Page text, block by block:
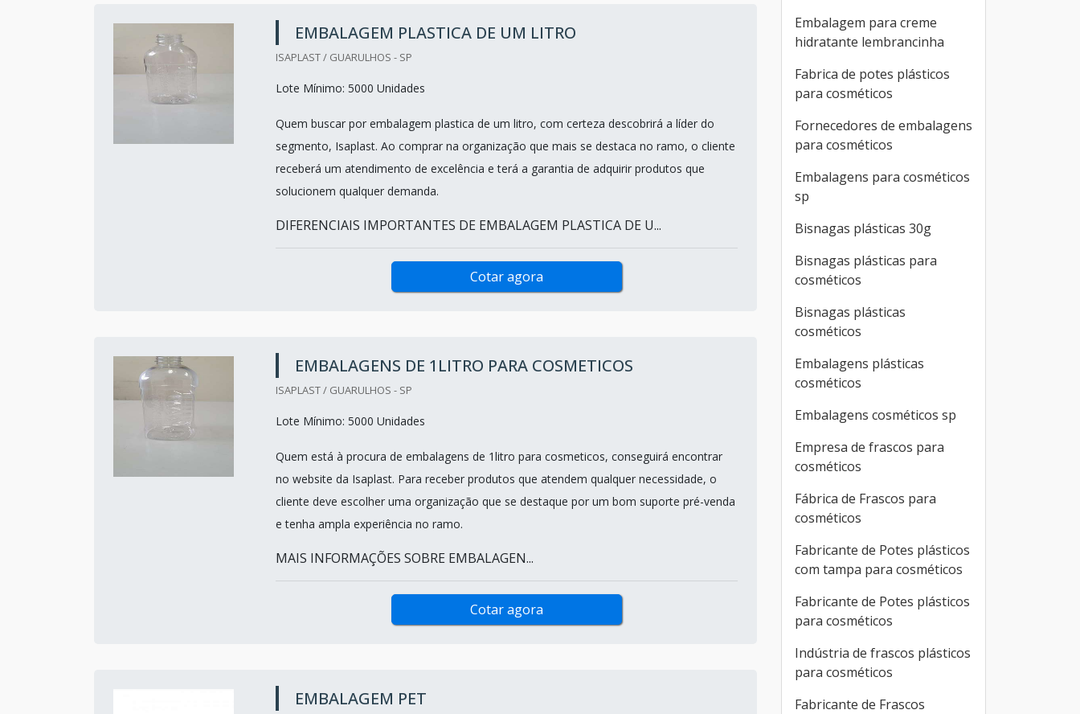
EMBALAGEM PLASTICA DE UM LITRO
ISAPLAST / GUARULHOS - SP
Lote Mínimo: 5000 Unidades
Quem buscar por embalagem plastica de um litro, com certeza descobrirá a líder do
segmento, Isaplast. Ao comprar na organização que mais se destaca no ramo, o cliente
receberá um atendimento de excelência e terá a garantia de adquirir produtos que
solucionem qualquer demanda.
DIFERENCIAIS IMPORTANTES DE EMBALAGEM PLASTICA DE U...
Cotar agora
EMBALAGENS DE 1LITRO PARA COSMETICOS
ISAPLAST / GUARULHOS - SP
Lote Mínimo: 5000 Unidades
Quem está à procura de embalagens de 1litro para cosmeticos, conseguirá encontrar
no website da Isaplast. Para receber produtos que atendem qualquer necessidade, o
cliente deve escolher uma organização que se destaque por um bom suporte pré-venda
e tenha ampla experiência no ramo.
MAIS INFORMAÇÕES SOBRE EMBALAGEN...
Cotar agora
EMBALAGEM PET
Embalagem para creme
hidratante lembrancinha
Fabrica de potes plásticos
para cosméticos
Fornecedores de embalagens
para cosméticos
Embalagens para cosméticos
sp
Bisnagas plásticas 30g
Bisnagas plásticas para
cosméticos
Bisnagas plásticas
cosméticos
Embalagens plásticas
cosméticos
Embalagens cosméticos sp
Empresa de frascos para
cosméticos
Fábrica de Frascos para
cosméticos
Fabricante de Potes plásticos
com tampa para cosméticos
Fabricante de Potes plásticos
para cosméticos
Indústria de frascos plásticos
para cosméticos
Fabricante de Frascos